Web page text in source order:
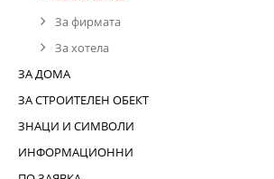
За фирмата
За хотела
ЗА ДОМА
ЗА СТРОИТЕЛЕН ОБЕКТ
ЗНАЦИ И СИМВОЛИ
ИНФОРМАЦИОННИ